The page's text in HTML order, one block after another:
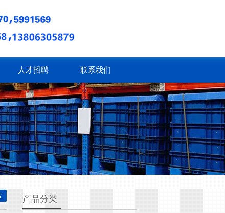
人才招聘 联系我们
产品分类